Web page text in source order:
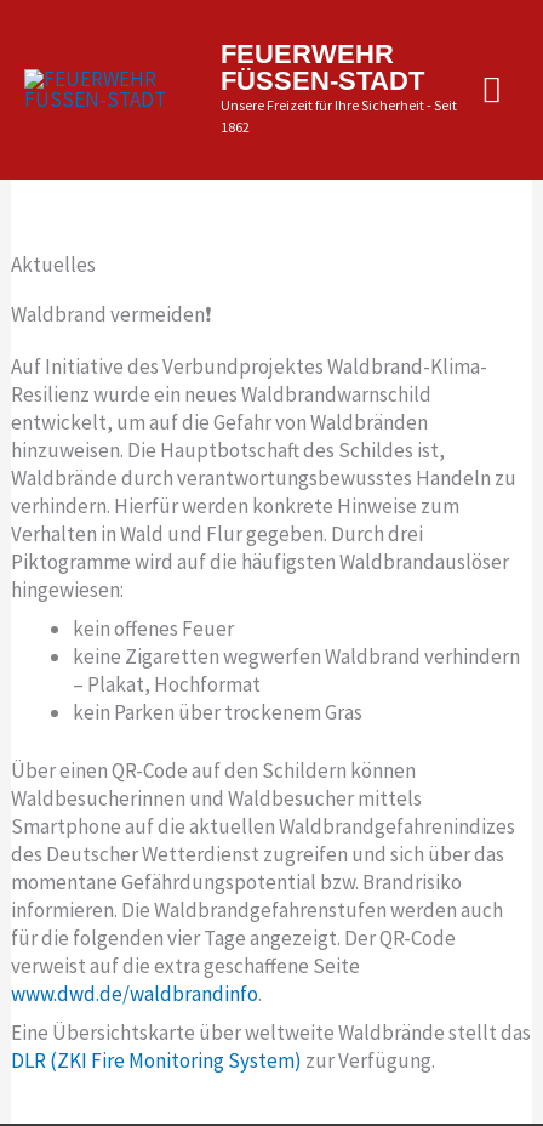
springen
FEUERWEHR
FÜSSEN-STADT
Unsere Freizeit für Ihre Sicherheit - Seit
1862
Aktuelles
Waldbrand vermeiden❗
Auf Initiative des Verbundprojektes Waldbrand-Klima-
Resilienz wurde ein neues Waldbrandwarnschild
entwickelt, um auf die Gefahr von Waldbränden
hinzuweisen. Die Hauptbotschaft des Schildes ist,
Waldbrände durch verantwortungsbewusstes Handeln zu
verhindern. Hierfür werden konkrete Hinweise zum
Verhalten in Wald und Flur gegeben. Durch drei
Piktogramme wird auf die häufigsten Waldbrandauslöser
hingewiesen:
kein offenes Feuer
keine Zigaretten wegwerfen Waldbrand verhindern
– Plakat, Hochformat
kein Parken über trockenem Gras
Über einen QR-Code auf den Schildern können
Waldbesucherinnen und Waldbesucher mittels
Smartphone auf die aktuellen Waldbrandgefahrenindizes
des Deutscher Wetterdienst zugreifen und sich über das
momentane Gefährdungspotential bzw. Brandrisiko
informieren. Die Waldbrandgefahrenstufen werden auch
für die folgenden vier Tage angezeigt. Der QR-Code
verweist auf die extra geschaffene Seite
www.dwd.de/waldbrandinfo.
Eine Übersichtskarte über weltweite Waldbrände stellt das
DLR (ZKI Fire Monitoring System) zur Verfügung.